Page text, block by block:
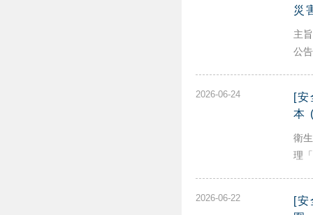
災
主
公
2026-06-24
[安
本
衛
理
2026-06-22
[安